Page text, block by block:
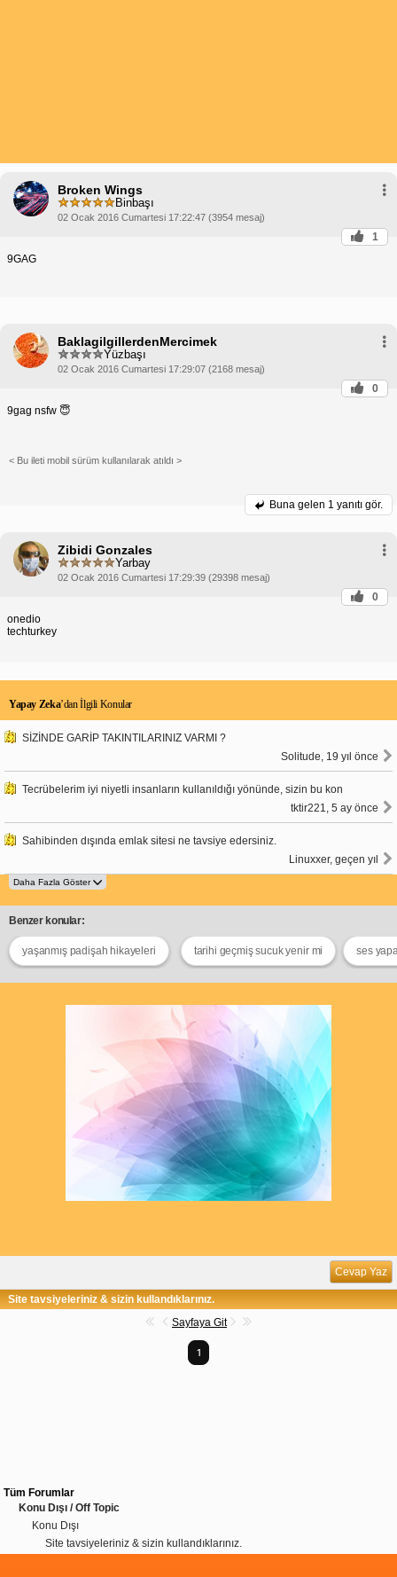
Broken Wings
Binbaşı
02 Ocak 2016 Cumartesi 17:22:47 (3954 mesaj)
1
9GAG
BaklagilgillerdenMercimek
Yüzbaşı
02 Ocak 2016 Cumartesi 17:29:07 (2168 mesaj)
0
9gag nsfw 😇
< Bu ileti mobil sürüm kullanılarak atıldı >
Buna gelen 1 yanıtı gör.
Zibidi Gonzales
Yarbay
02 Ocak 2016 Cumartesi 17:29:39 (29398 mesaj)
0
onedio
techturkey
Yapay Zeka’dan İlgili Konular
SİZİNDE GARİP TAKINTILARINIZ VARMI ?
Solitude, 19 yıl önce
Tecrübelerim iyi niyetli insanların kullanıldığı yönünde, sizin bu kon
tktir221, 5 ay önce
Sahibinden dışında emlak sitesi ne tavsiye edersiniz.
Linuxxer, geçen yıl
Benzer konular:
yaşanmış padişah hikayeleri tarihi geçmiş sucuk yenir mi ses
Cevap Yaz
Site tavsiyeleriniz & sizin kullandıklarınız.
Sayfaya Git
1
Tüm Forumlar
Konu Dışı / Off Topic
Konu Dışı
Site tavsiyeleriniz & sizin kullandıklarınız.